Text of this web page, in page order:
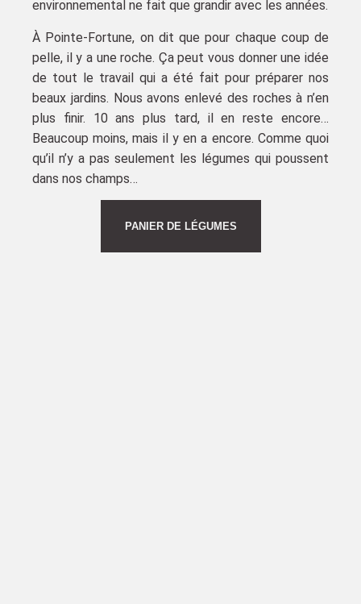
environnemental ne fait que grandir avec les années.
À Pointe-Fortune, on dit que pour chaque coup de
pelle, il y a une roche. Ça peut vous donner une idée
de tout le travail qui a été fait pour préparer nos
beaux jardins. Nous avons enlevé des roches à n’en
plus finir. 10 ans plus tard, il en reste encore…
Beaucoup moins, mais il y en a encore. Comme quoi
qu’il n’y a pas seulement les légumes qui poussent
dans nos champs…
PANIER DE LÉGUMES